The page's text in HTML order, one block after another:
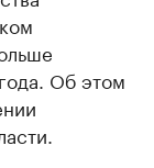
Об этом